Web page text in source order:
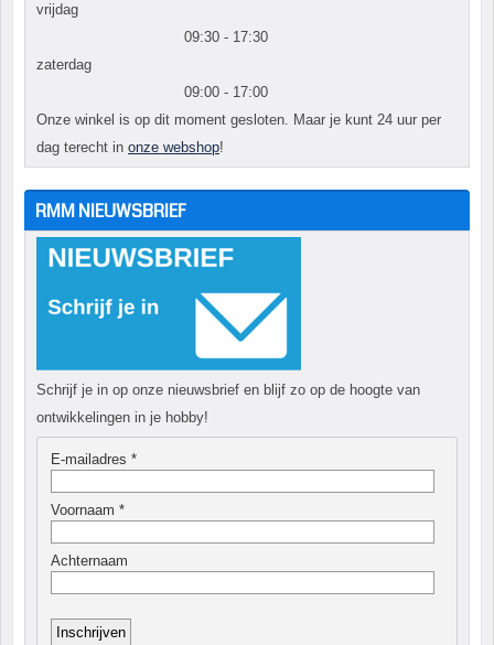
vrijdag
09:30 - 17:30
zaterdag
09:00 - 17:00
Onze winkel is op dit moment gesloten. Maar je kunt 24 uur per
dag terecht in onze webshop!
RMM NIEUWSBRIEF
Schrijf je in op onze nieuwsbrief en blijf zo op de hoogte van
ontwikkelingen in je hobby!